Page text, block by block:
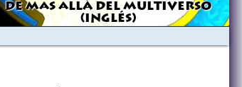
DE MAS ALLÁ DEL MULTIVERSO
(INGLÉS)